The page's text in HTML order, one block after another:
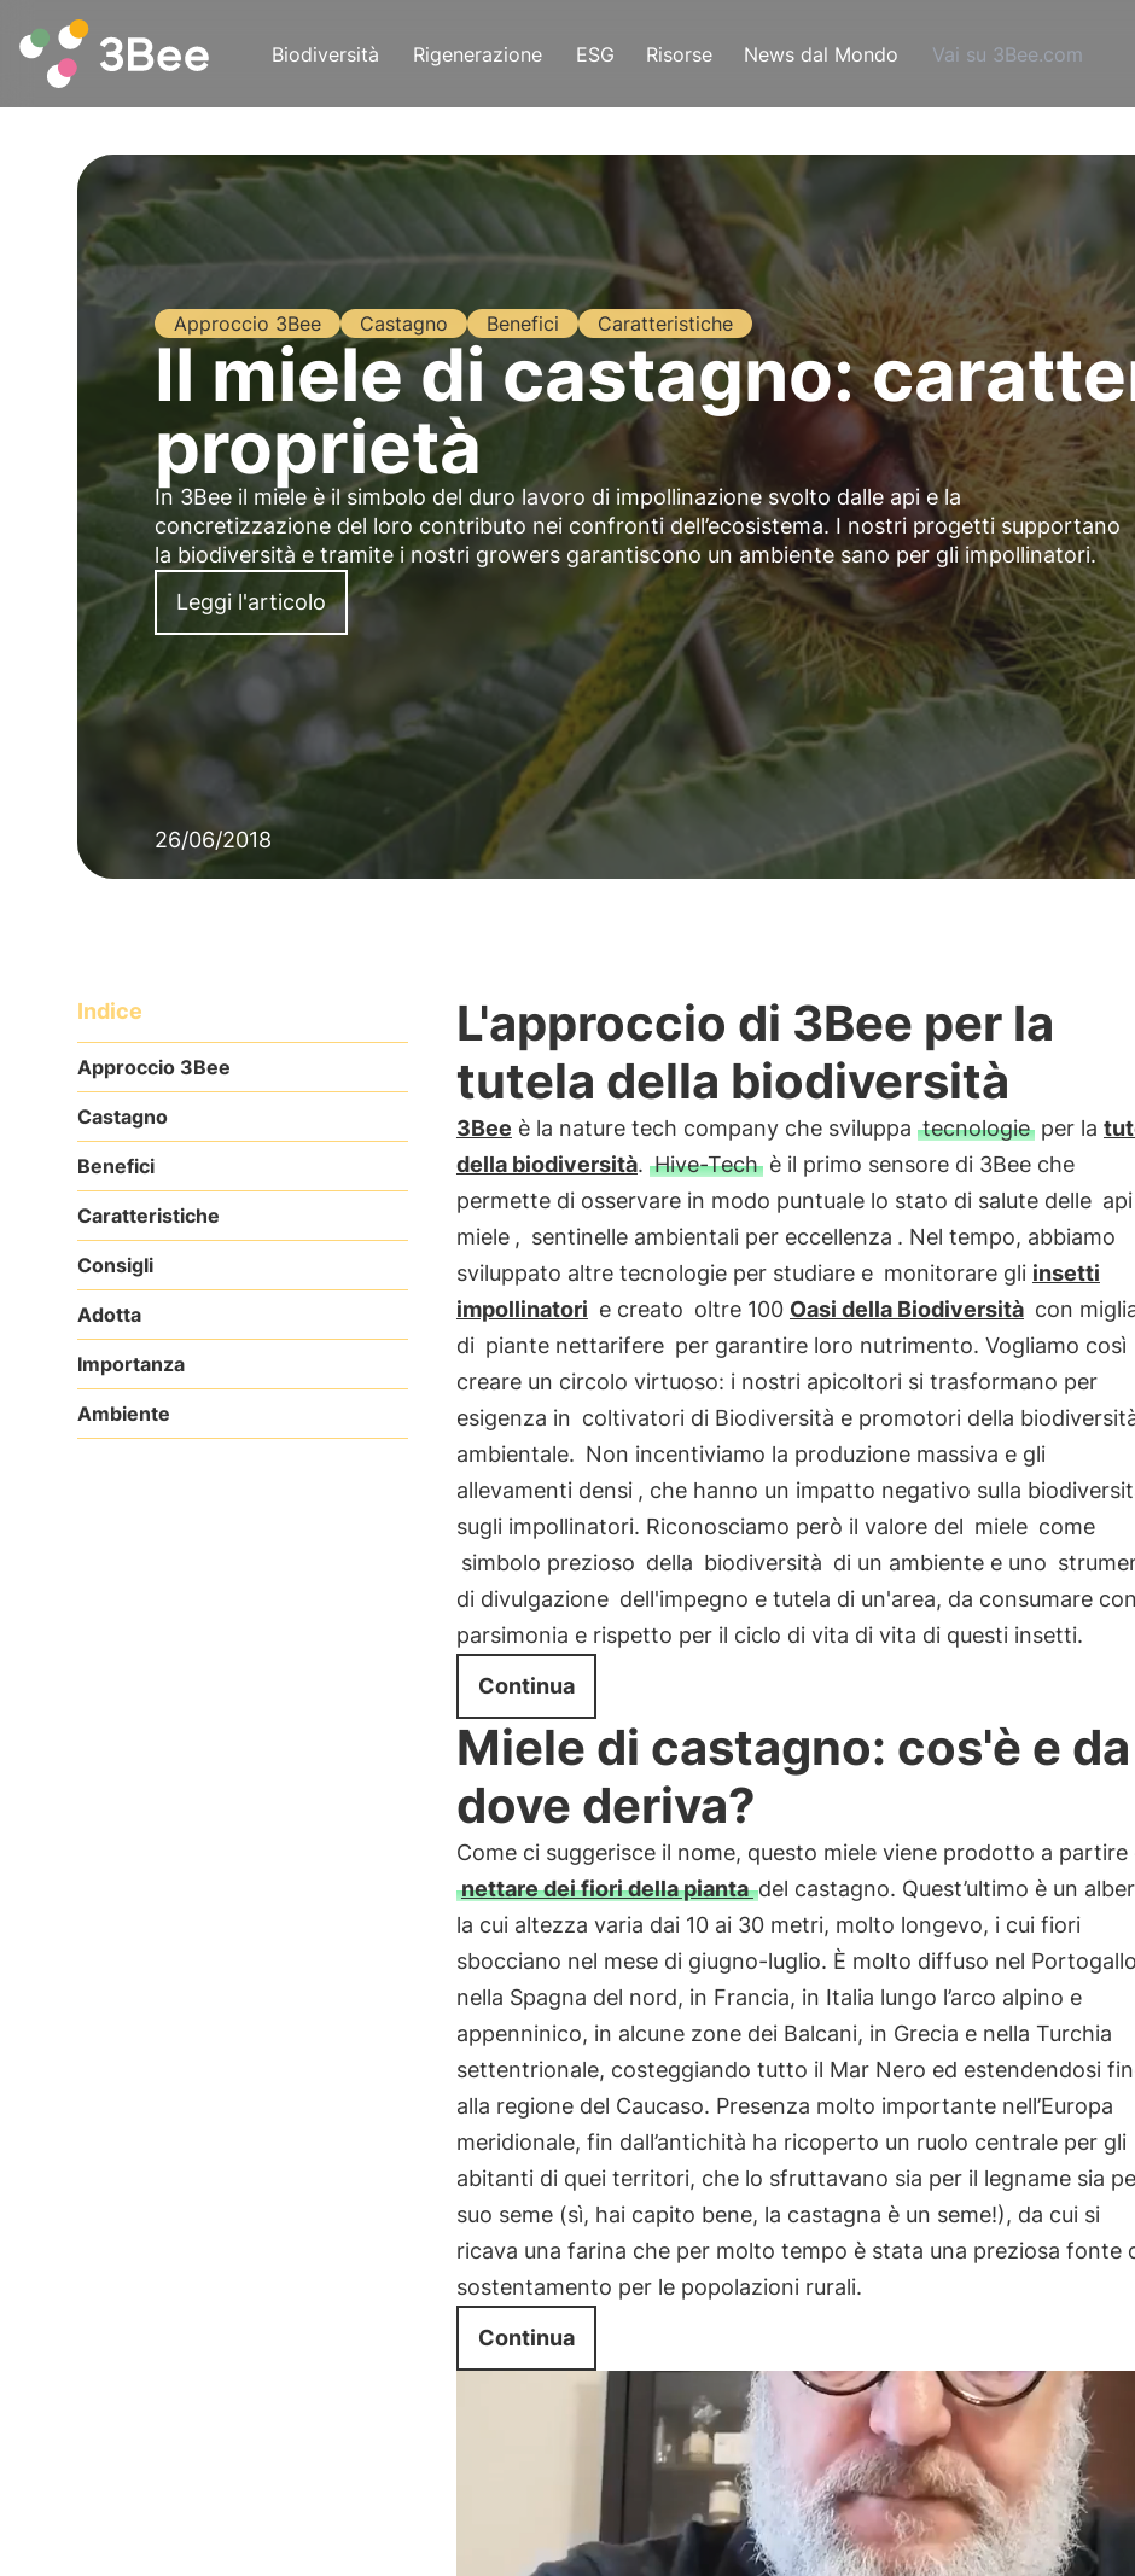
Biodiversità Rigenerazione ESG Risorse News dal Mondo Vai su 3Bee.com
Approccio 3Bee Castagno Benefici Caratteristiche
Il miele di castagno:
proprietà
In 3Bee il miele è il simbolo del duro lavoro di impollinazione svolto dalle api e la
concretizzazione del loro contributo nei confronti dell’ecosistema. I nostri progetti supportano
la biodiversità e tramite i nostri growers garantiscono un ambiente sano per gli impollinatori.
Leggi l'articolo
26/06/2018
Indice
Approccio 3Bee
Castagno
Benefici
Caratteristiche
Consigli
Adotta
Importanza
Ambiente
L'approccio di 3Bee per la
tutela della biodiversità
3Bee è la nature tech company che sviluppa tecnologieper la
della biodiversità. Hive-Techè il primo sensore di 3Bee che
permette di osservare in modo puntuale lo stato di salute delle
miele , sentinelle ambientali per eccellenza . Nel tempo, abbiamo
sviluppato altre tecnologie per studiare e monitorare gli insetti
impollinatori e creato oltre 100 Oasi della Biodiversità con
di piante nettarifere per garantire loro nutrimento. Vogliamo così
creare un circolo virtuoso: i nostri apicoltori si trasformano per
esigenza in coltivatori di Biodiversità e promotori della
ambientale. Non incentiviamo la produzione massiva e gli
allevamenti densi , che hanno un impatto negativo sulla
sugli impollinatori. Riconosciamo però il valore del miele come
simbolo prezioso della biodiversità di un ambiente e uno
di divulgazione dell'impegno e tutela di un'area, da consumare con
parsimonia e rispetto per il ciclo di vita di vita di questi insetti.
Continua
Miele di castagno: cos'è e da
dove deriva?
Come ci suggerisce il nome, questo miele viene prodotto a partire
nettare dei fiori della piantadel castagno. Quest’ultimo è un
la cui altezza varia dai 10 ai 30 metri, molto longevo, i cui fiori
sbocciano nel mese di giugno-luglio. È molto diffuso nel
nella Spagna del nord, in Francia, in Italia lungo l’arco alpino e
appenninico, in alcune zone dei Balcani, in Grecia e nella Turchia
settentrionale, costeggiando tutto il Mar Nero ed estendendosi
alla regione del Caucaso. Presenza molto importante nell’Europa
meridionale, fin dall’antichità ha ricoperto un ruolo centrale per gli
abitanti di quei territori, che lo sfruttavano sia per il legname sia
suo seme (sì, hai capito bene, la castagna è un seme!), da cui si
ricava una farina che per molto tempo è stata una preziosa fonte
sostentamento per le popolazioni rurali.
Continua